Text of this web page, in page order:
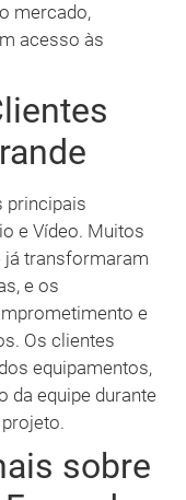
mercado,
acesso às
principais
e Vídeo. Muitos
já transformaram
e os
e
Os clientes
equipamentos,
da equipe durante
sobre